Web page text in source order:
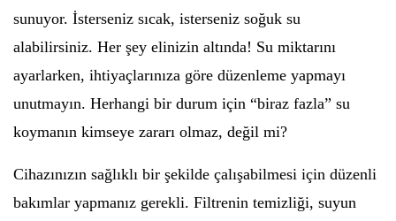
sunuyor. İsterseniz sıcak, isterseniz soğuk su
alabilirsiniz. Her şey elinizin altında! Su miktarını
ayarlarken, ihtiyaçlarınıza göre düzenleme yapmayı
unutmayın. Herhangi bir durum için “biraz fazla” su
koymanın kimseye zararı olmaz, değil mi?
Cihazınızın sağlıklı bir şekilde çalışabilmesi için düzenli
bakımlar yapmanız gerekli. Filtrenin temizliği, suyun